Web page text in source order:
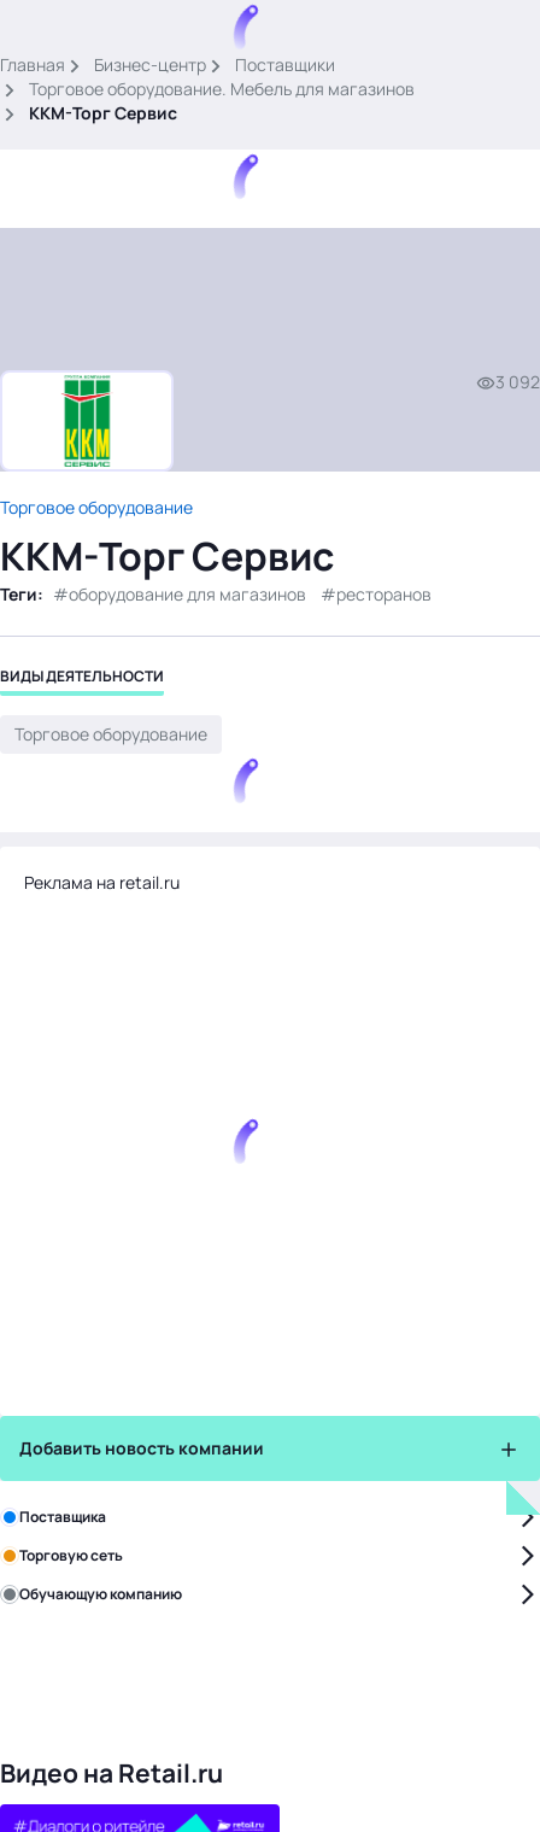
картина дня
новости
материалы
видео
бизнес-центр
Главная Бизнес-центр
Поставщики
Торговое оборудование. Мебель для магазинов
ККМ-Торг Сервис
3 092
Торговое оборудование
ККМ-Торг Сервис
Теги: оборудование для магазинов ресторанов
ВИДЫ ДЕЯТЕЛЬНОСТИ
Торговое оборудование
Реклама на retail.ru
Добавить новость компании
Зарегистрируйте в бизнес-центре:
Поставщика
Торговую сеть
Обучающую компанию
Видео на Retail.ru